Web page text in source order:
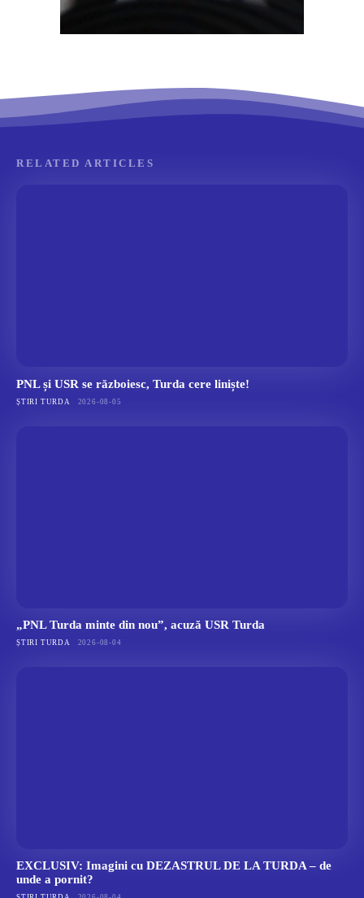
RELATED ARTICLES
PNL și USR se războiesc, Turda cere liniște!
ȘTIRI TURDA 2026-08-05
„PNL Turda minte din nou”, acuză USR Turda
ȘTIRI TURDA 2026-08-04
EXCLUSIV: Imagini cu DEZASTRUL DE LA TURDA – de
unde a pornit?